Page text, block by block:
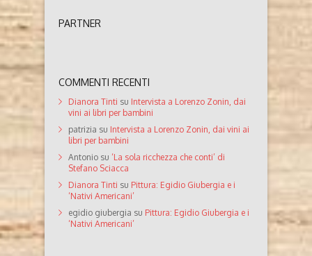
PARTNER
COMMENTI RECENTI
Dianora Tinti su Intervista a Lorenzo Zonin, dai
vini ai libri per bambini
patrizia su Intervista a Lorenzo Zonin, dai vini ai
libri per bambini
Antonio su ‘La sola ricchezza che conti’ di
Stefano Sciacca
Dianora Tinti su Pittura: Egidio Giubergia e i
‘Nativi Americani’
egidio giubergia su Pittura: Egidio Giubergia e i
‘Nativi Americani’